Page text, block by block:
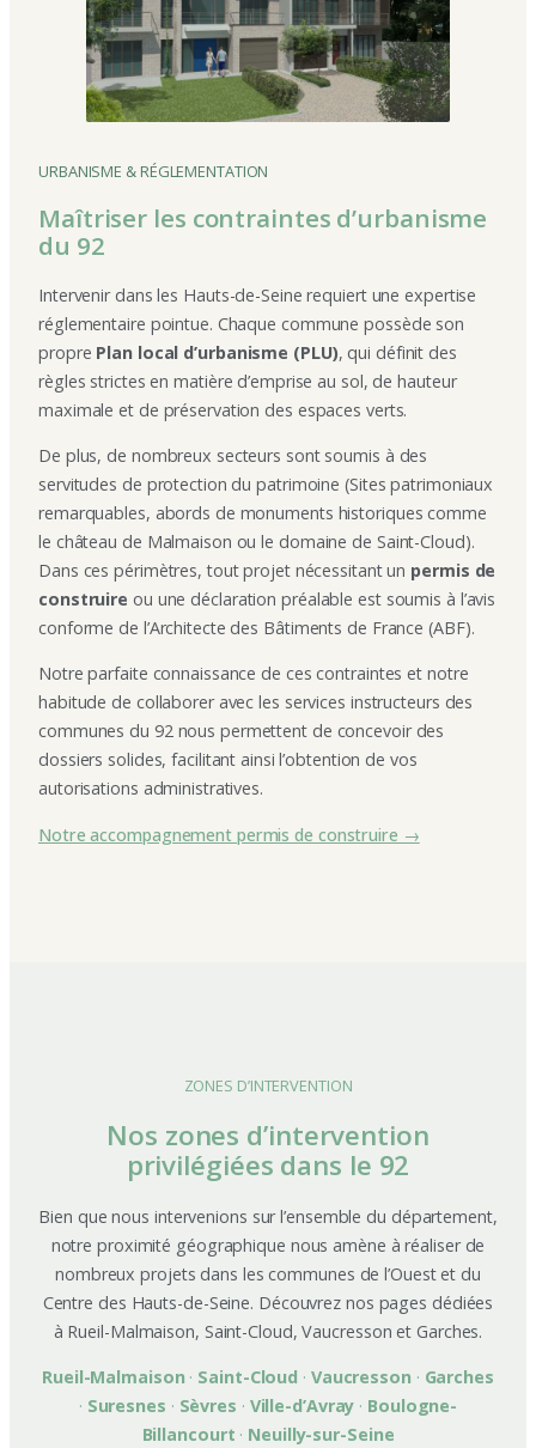
URBANISME & RÉGLEMENTATION
Maîtriser les contraintes d’urbanisme
du 92
Intervenir dans les Hauts-de-Seine requiert une expertise
réglementaire pointue. Chaque commune possède son
propre Plan local d’urbanisme (PLU), qui définit des
règles strictes en matière d’emprise au sol, de hauteur
maximale et de préservation des espaces verts.
De plus, de nombreux secteurs sont soumis à des
servitudes de protection du patrimoine (Sites patrimoniaux
remarquables, abords de monuments historiques comme
le château de Malmaison ou le domaine de Saint-Cloud).
Dans ces périmètres, tout projet nécessitant un permis de
construire ou une déclaration préalable est soumis à l’avis
conforme de l’Architecte des Bâtiments de France (ABF).
Notre parfaite connaissance de ces contraintes et notre
habitude de collaborer avec les services instructeurs des
communes du 92 nous permettent de concevoir des
dossiers solides, facilitant ainsi l’obtention de vos
autorisations administratives.
Notre accompagnement permis de construire →
ZONES D’INTERVENTION
Nos zones d’intervention
privilégiées dans le 92
Bien que nous intervenions sur l’ensemble du département,
notre proximité géographique nous amène à réaliser de
nombreux projets dans les communes de l’Ouest et du
Centre des Hauts-de-Seine. Découvrez nos pages dédiées
à Rueil-Malmaison, Saint-Cloud, Vaucresson et Garches.
Rueil-Malmaison · Saint-Cloud · Vaucresson · Garches
· Suresnes · Sèvres · Ville-d’Avray · Boulogne-
Billancourt · Neuilly-sur-Seine